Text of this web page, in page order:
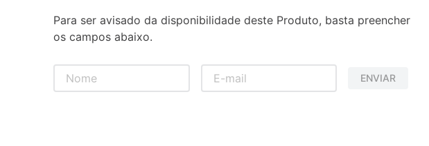
Para ser avisado da disponibilidade deste Produto, basta preencher
os campos abaixo.
ENVIAR